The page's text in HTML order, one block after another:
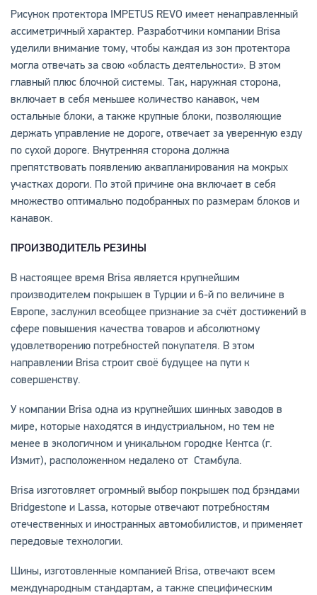
Рисунок протектора IMPETUS REVO имеет ненаправленный
ассиметричный характер. Разработчики компании Brisa
уделили внимание тому, чтобы каждая из зон протектора
могла отвечать за свою «область деятельности». В этом
главный плюс блочной системы. Так, наружная сторона,
включает в себя меньшее количество канавок, чем
остальные блоки, а также крупные блоки, позволяющие
держать управление не дороге, отвечает за уверенную езду
по сухой дороге. Внутренняя сторона должна
препятствовать появлению аквапланирования на мокрых
участках дороги. По этой причине она включает в себя
множество оптимально подобранных по размерам блоков и
канавок.
ПРОИЗВОДИТЕЛЬ РЕЗИНЫ
В настоящее время Brisa является крупнейшим
производителем покрышек в Турции и 6-й по величине в
Европе, заслужил всеобщее признание за счёт достижений в
сфере повышения качества товаров и абсолютному
удовлетворению потребностей покупателя. В этом
направлении Brisa строит своё будущее на пути к
совершенству.
У компании Brisa одна из крупнейших шинных заводов в
мире, которые находятся в индустриальном, но тем не
менее в экологичном и уникальном городке Кентса (г.
Измит), расположенном недалеко от Стамбула.
Brisa изготовляет огромный выбор покрышек под брэндами
Bridgestone и Lassa, которые отвечают потребностям
отечественных и иностранных автомобилистов, и применяет
передовые технологии.
Шины, изготовленные компанией Brisa, отвечают всем
международным стандартам, а также специфическим